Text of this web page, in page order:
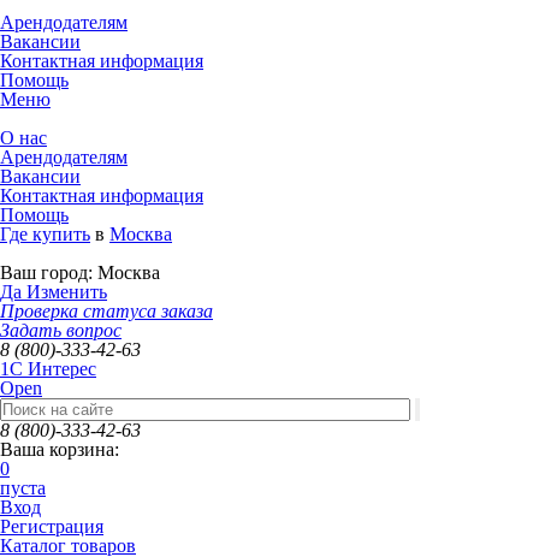
Арендодателям
Вакансии
Контактная информация
Помощь
Меню
О нас
Арендодателям
Вакансии
Контактная информация
Помощь
Где купить в Москва
Ваш город: Москва
Да Изменить
Проверка статуса заказа
Задать вопрос
8 (800)-333-42-63
1C Интерес
Open
8 (800)-333-42-63
Ваша корзина:
0
пуста
Вход
Регистрация
Каталог товаров